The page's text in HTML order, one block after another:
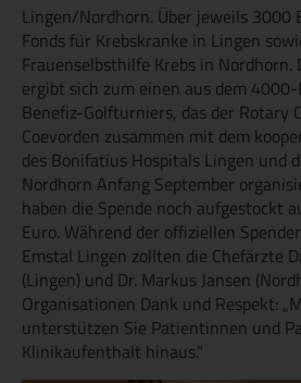
Lingen/Nordhorn. Über jeweils 3000
Fonds für Krebskranke in Lingen
Frauenselbsthilfe Krebs in Nordhorn.
ergibt sich zum einen aus dem
Benefiz-Golfturniers, das der Rotary
Coevorden zusammen mit dem
des Bonifatius Hospitals Lingen und
Nordhorn Anfang September
haben die Spende noch aufgestockt
Euro. Während der offiziellen
Emstal Lingen zollten die Chefärzte
(Lingen) und Dr. Markus Jansen
Organisationen Dank und Respekt:
unterstützen Sie Patientinnen und
Klinikaufenthalt hinaus.“